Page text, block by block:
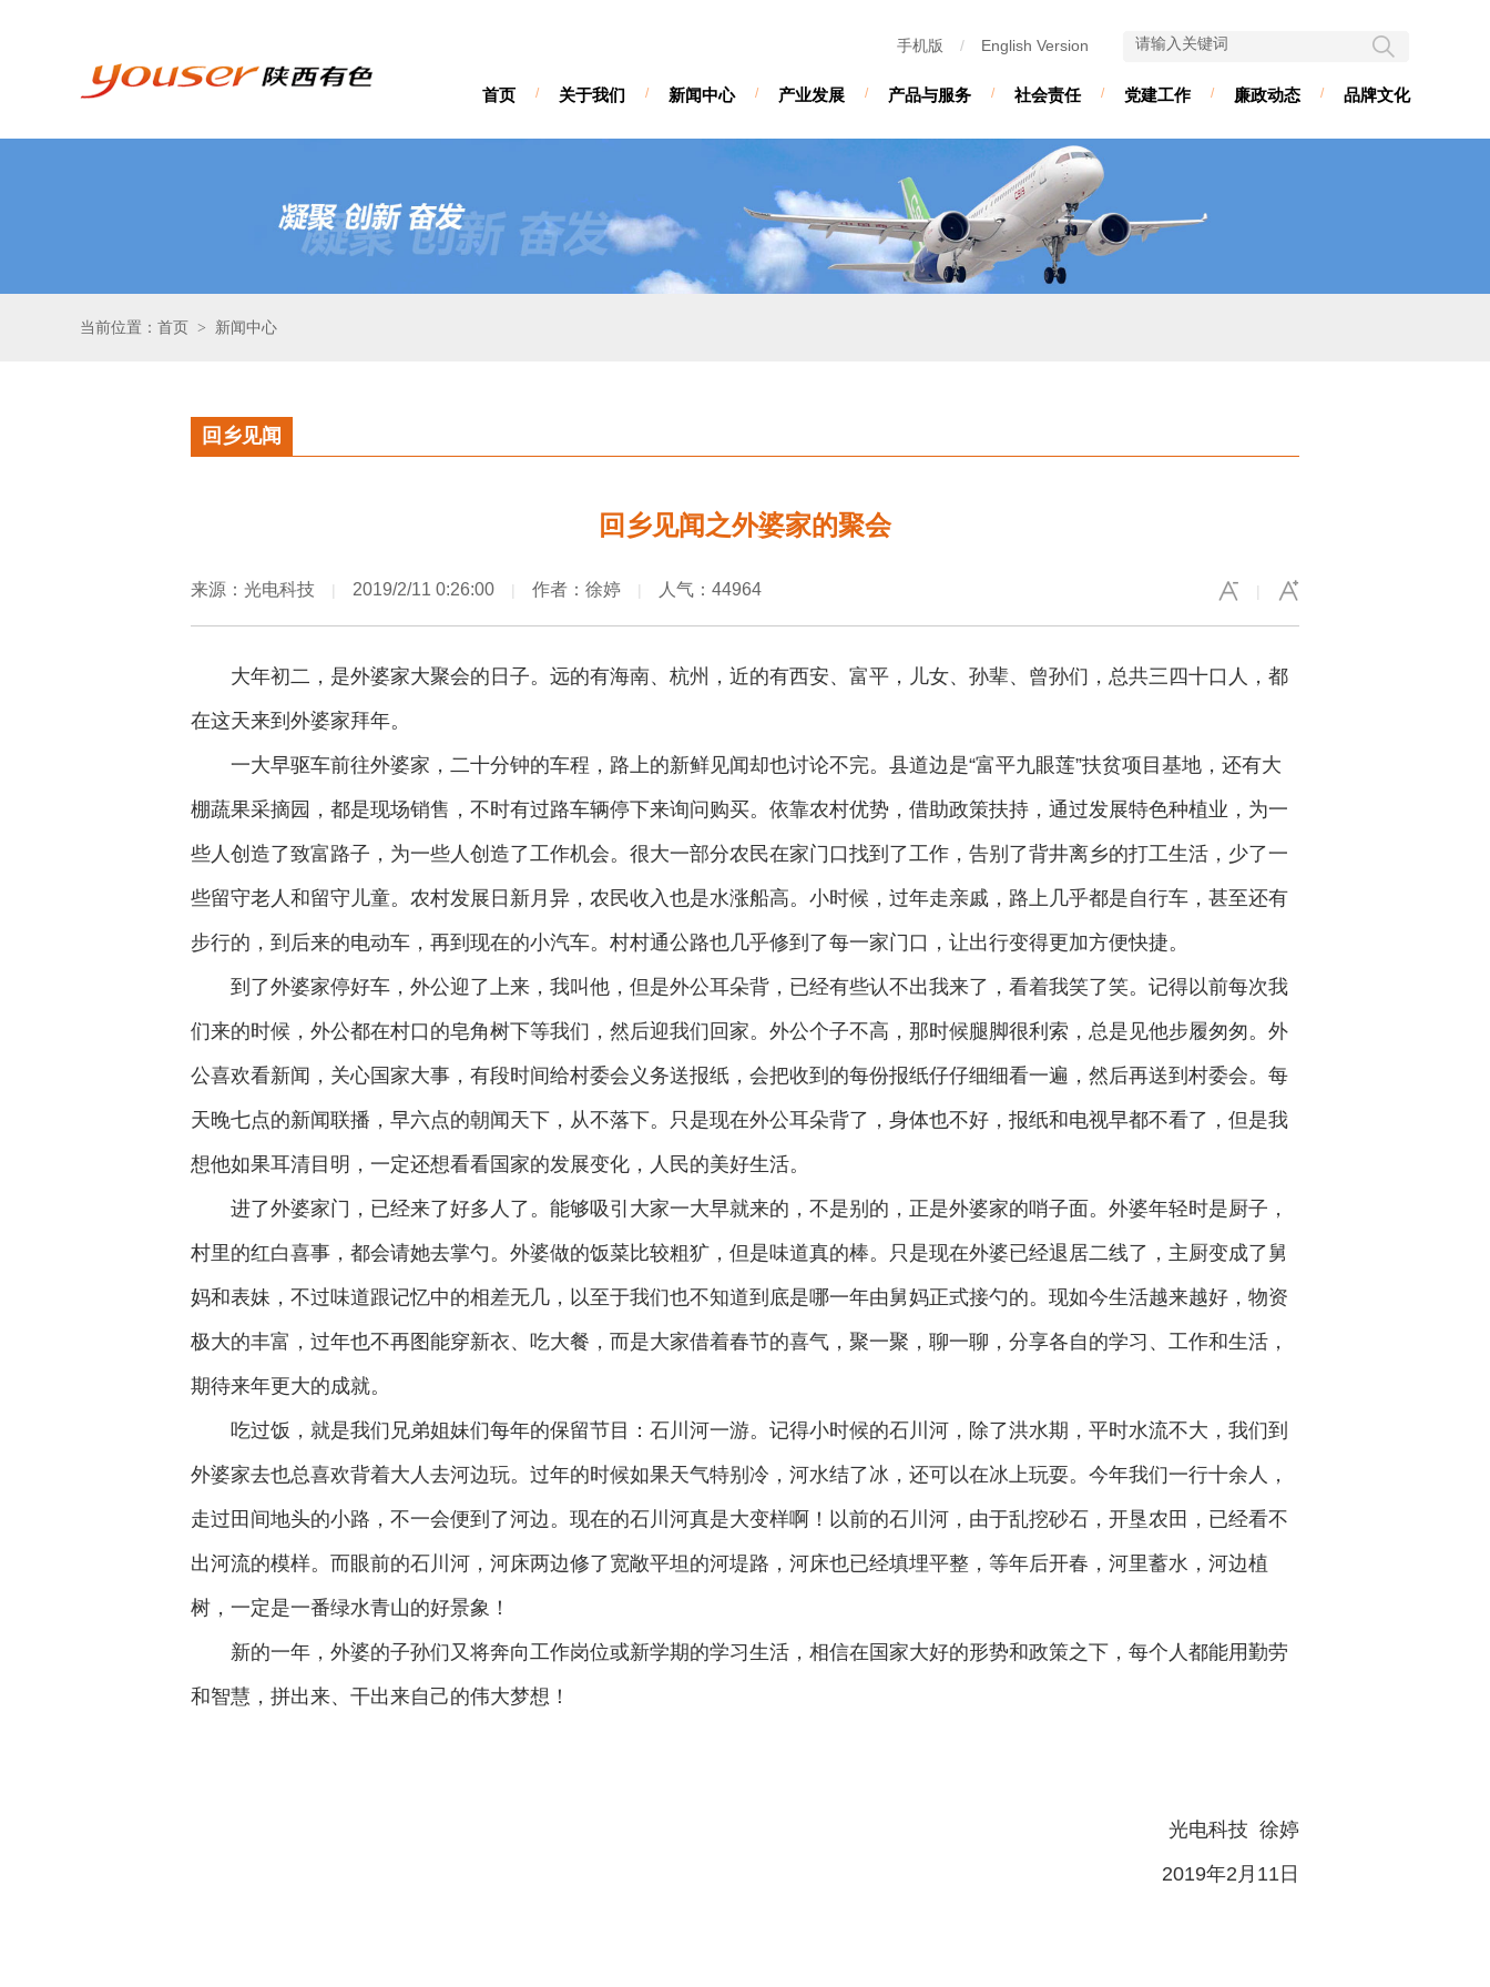
手机版 / English Version
首页 / 关于我们 / 新闻中心 / 产业发展 / 产品与服务 / 社会责任 / 党建工作 / 廉政动态 / 品牌文化
当前位置：首页 > 新闻中心
回乡见闻
回乡见闻之外婆家的聚会
|
来源：光电科技 | 2019/2/11 0:26:00 | 作者：徐婷 | 人气：44964
大年初二，是外婆家大聚会的日子。远的有海南、杭州，近的有西安、富平，儿女、孙辈、曾孙们，总共三四十口人，都
在这天来到外婆家拜年。
一大早驱车前往外婆家，二十分钟的车程，路上的新鲜见闻却也讨论不完。县道边是“富平九眼莲”扶贫项目基地，还有大
棚蔬果采摘园，都是现场销售，不时有过路车辆停下来询问购买。依靠农村优势，借助政策扶持，通过发展特色种植业，为一
些人创造了致富路子，为一些人创造了工作机会。很大一部分农民在家门口找到了工作，告别了背井离乡的打工生活，少了一
些留守老人和留守儿童。农村发展日新月异，农民收入也是水涨船高。小时候，过年走亲戚，路上几乎都是自行车，甚至还有
步行的，到后来的电动车，再到现在的小汽车。村村通公路也几乎修到了每一家门口，让出行变得更加方便快捷。
到了外婆家停好车，外公迎了上来，我叫他，但是外公耳朵背，已经有些认不出我来了，看着我笑了笑。记得以前每次我
们来的时候，外公都在村口的皂角树下等我们，然后迎我们回家。外公个子不高，那时候腿脚很利索，总是见他步履匆匆。外
公喜欢看新闻，关心国家大事，有段时间给村委会义务送报纸，会把收到的每份报纸仔仔细细看一遍，然后再送到村委会。每
天晚七点的新闻联播，早六点的朝闻天下，从不落下。只是现在外公耳朵背了，身体也不好，报纸和电视早都不看了，但是我
想他如果耳清目明，一定还想看看国家的发展变化，人民的美好生活。
进了外婆家门，已经来了好多人了。能够吸引大家一大早就来的，不是别的，正是外婆家的哨子面。外婆年轻时是厨子，
村里的红白喜事，都会请她去掌勺。外婆做的饭菜比较粗犷，但是味道真的棒。只是现在外婆已经退居二线了，主厨变成了舅
妈和表妹，不过味道跟记忆中的相差无几，以至于我们也不知道到底是哪一年由舅妈正式接勺的。现如今生活越来越好，物资
极大的丰富，过年也不再图能穿新衣、吃大餐，而是大家借着春节的喜气，聚一聚，聊一聊，分享各自的学习、工作和生活，
期待来年更大的成就。
吃过饭，就是我们兄弟姐妹们每年的保留节目：石川河一游。记得小时候的石川河，除了洪水期，平时水流不大，我们到
外婆家去也总喜欢背着大人去河边玩。过年的时候如果天气特别冷，河水结了冰，还可以在冰上玩耍。今年我们一行十余人，
走过田间地头的小路，不一会便到了河边。现在的石川河真是大变样啊！以前的石川河，由于乱挖砂石，开垦农田，已经看不
出河流的模样。而眼前的石川河，河床两边修了宽敞平坦的河堤路，河床也已经填埋平整，等年后开春，河里蓄水，河边植
树，一定是一番绿水青山的好景象！
新的一年，外婆的子孙们又将奔向工作岗位或新学期的学习生活，相信在国家大好的形势和政策之下，每个人都能用勤劳
和智慧，拼出来、干出来自己的伟大梦想！
光电科技 徐婷
2019年2月11日